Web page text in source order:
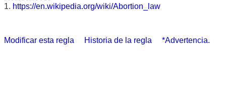
1. https://en.wikipedia.org/wiki/Abortion_law
Modificar esta regla Historia de la regla *Advertencia.